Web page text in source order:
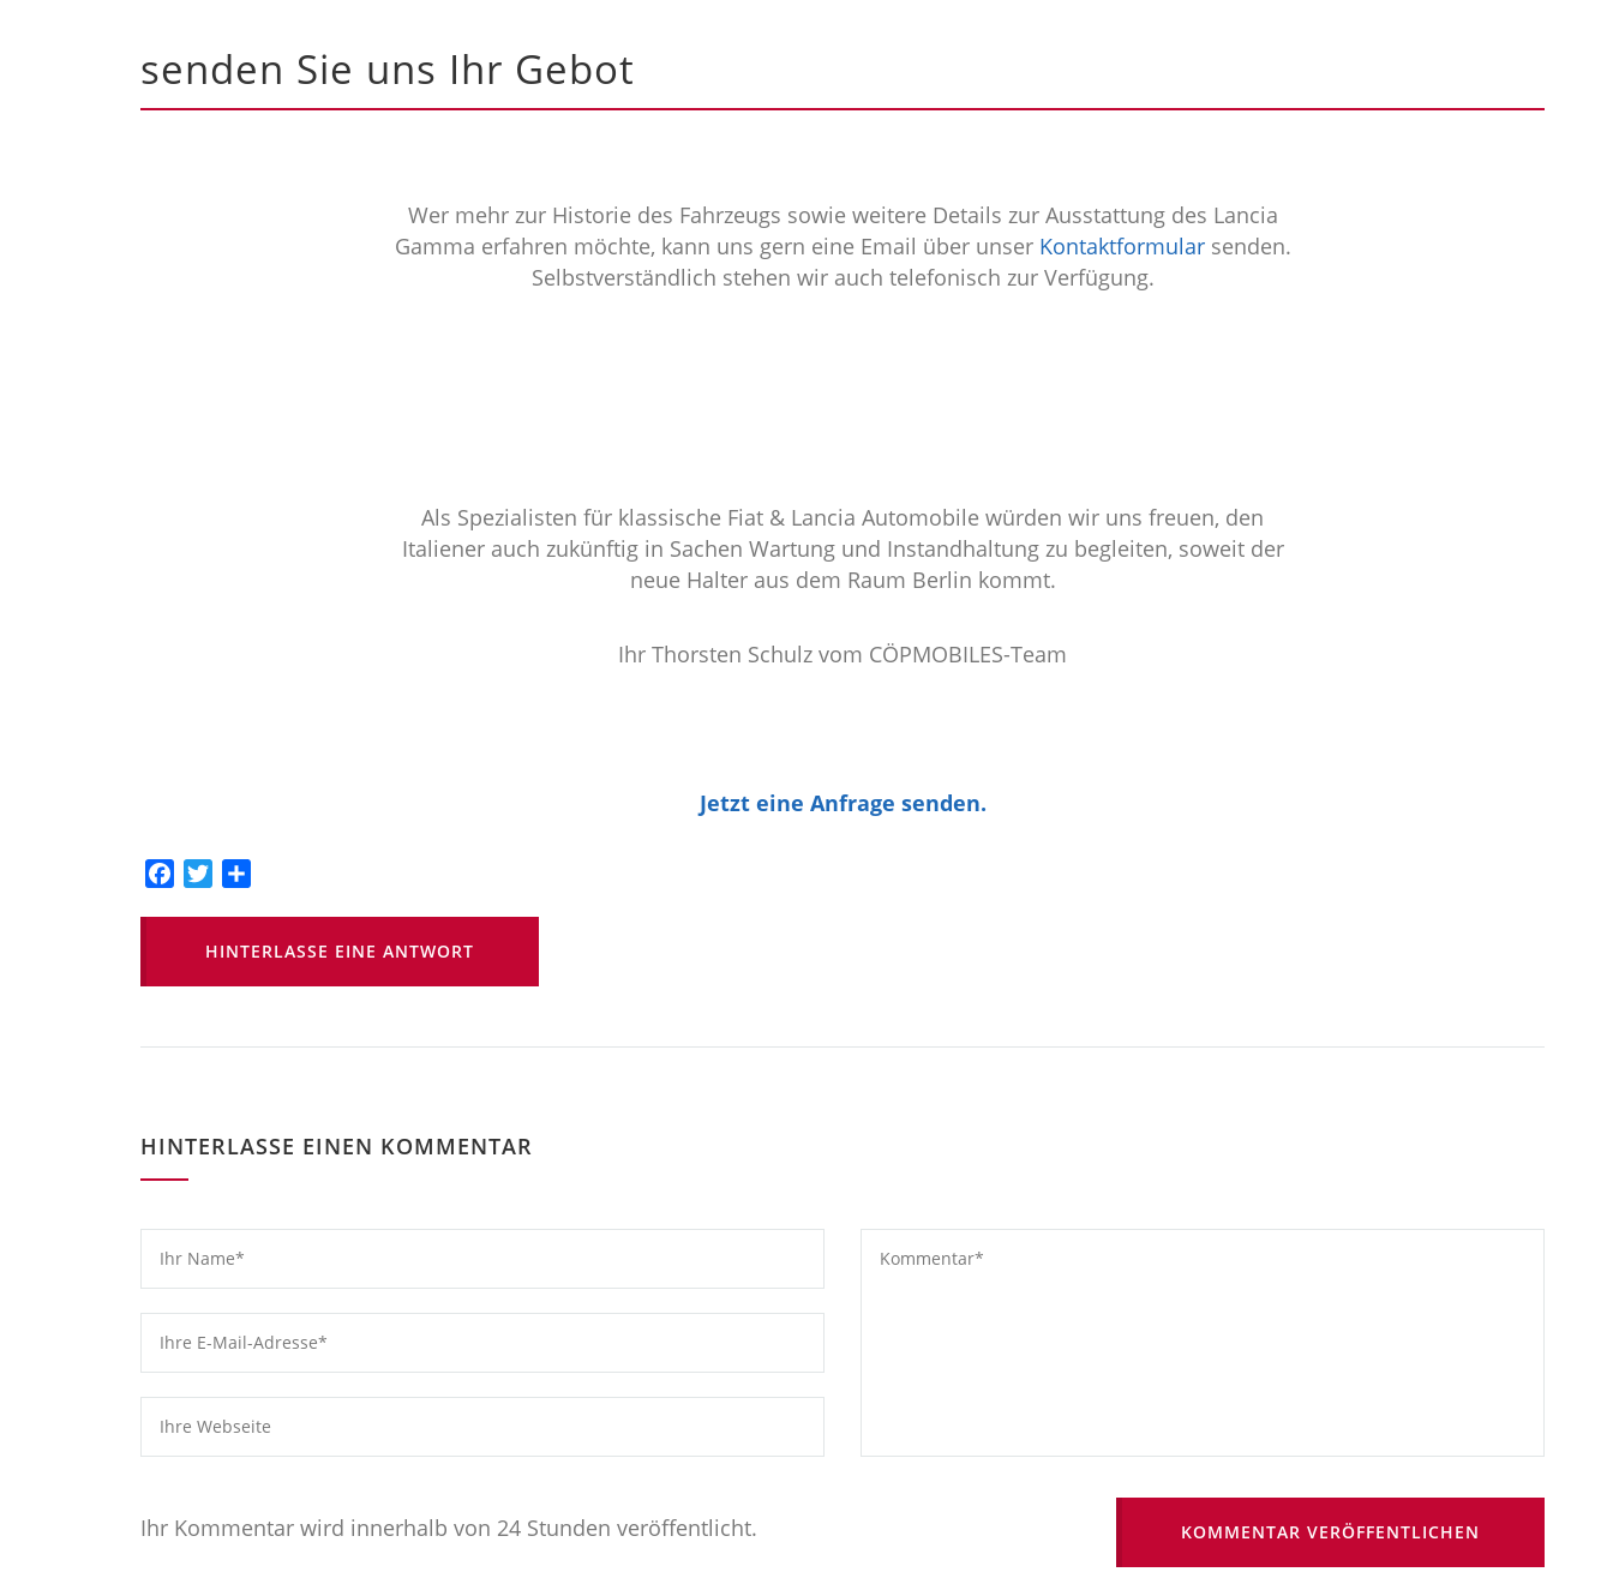
senden Sie uns Ihr Gebot
Wer mehr zur Historie des Fahrzeugs sowie weitere Details zur Ausstattung des Lancia
Gamma erfahren möchte, kann uns gern eine Email über unser Kontaktformularsenden.
Selbstverständlich stehen wir auch telefonisch zur Verfügung.
Als Spezialisten für klassische Fiat & Lancia Automobile würden wir uns freuen, den
Italiener auch zukünftig in Sachen Wartung und Instandhaltung zu begleiten, soweit der
neue Halter aus dem Raum Berlin kommt.
Ihr Thorsten Schulz vom CÖPMOBILES-Team
Jetzt eine Anfrage senden.
Facebook
Twitter
HINTERLASSE EINE ANTWORT
HINTERLASSE EINEN KOMMENTAR
Ihr Kommentar wird innerhalb von 24 Stunden veröffentlicht. KOMMENTAR VERÖFFENTLICHEN